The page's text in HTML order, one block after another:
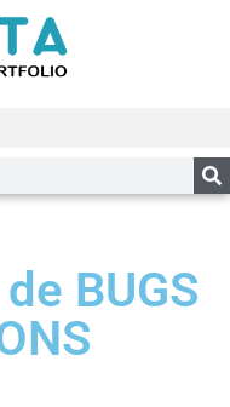
BUGS